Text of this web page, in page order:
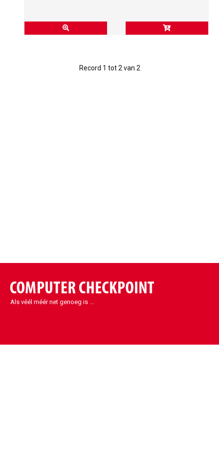
Record 1 tot 2 van 2
Als véél méér net genoeg is ...